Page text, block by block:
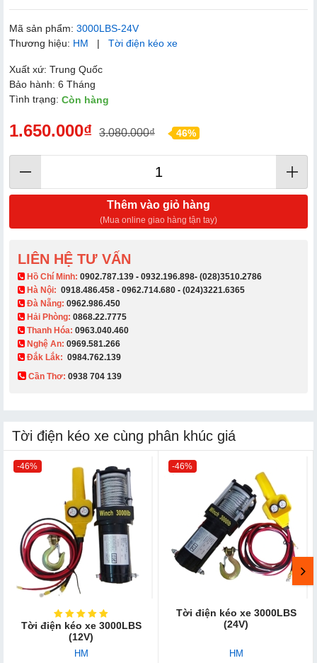
Mã sản phẩm: 3000LBS-24V
Thương hiệu: HM | Tời điện kéo xe
Xuất xứ: Trung Quốc
Bảo hành: 6 Tháng
Tình trạng: Còn hàng
1.650.000₫ 3.080.000₫ 46%
Thêm vào giỏ hàng
(Mua online giao hàng tận tay)
LIÊN HỆ TƯ VẤN
​ Hồ Chí Minh: 0902.787.139 - 0932.196.898- (028)3510.2786
Hà Nội: 0918.486.458 - 0962.714.680 - (024)3221.6365
Đà Nẵng: 0962.986.450
Hải Phòng: 0868.22.7775
Thanh Hóa: 0963.040.460
Nghệ An: 0969.581.266
Đắk Lắk: 0984.762.139
Cần Thơ: 0938 704 139​
Tời điện kéo xe cùng phân khúc giá
-46%
Tời điện kéo xe 3000LBS
(12V)
HM
-46%
Tời điện kéo xe 3000LBS
(24V)
HM